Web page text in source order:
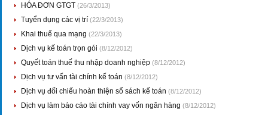
HÓA ĐƠN GTGT (26/3/2013)
Tuyển dụng các vị trí (22/3/2013)
Khai thuế qua mạng (22/3/2013)
Dịch vụ kế toán trọn gói (8/12/2012)
Quyết toán thuế thu nhập doanh nghiệp (8/12/2012)
Dịch vụ tư vấn tài chính kế toán (8/12/2012)
Dịch vụ đối chiếu hoàn thiện sổ sách kế toán (8/12/2012)
Dịch vụ làm báo cáo tài chính vay vốn ngân hàng (8/12/2012)